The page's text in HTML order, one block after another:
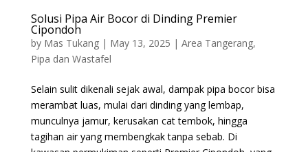
Solusi Pipa Air Bocor di Dinding Premier
Cipondoh
by Mas Tukang| May 13, 2025 | Area Tangerang,
Pipa dan Wastafel
Selain sulit dikenali sejak awal, dampak pipa bocor bisa
merambat luas, mulai dari dinding yang lembap,
munculnya jamur, kerusakan cat tembok, hingga
tagihan air yang membengkak tanpa sebab. Di